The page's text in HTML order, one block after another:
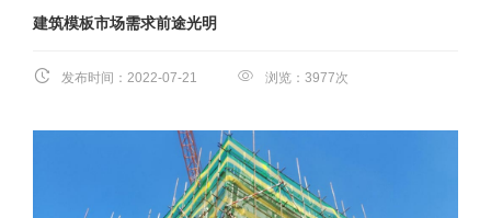
联系我们
建筑模板市场需求前途光明
发布时间：2022-07-21 浏览：3977次